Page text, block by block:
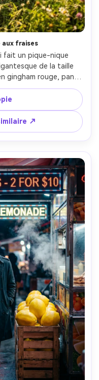
aux fraises
fait un pique-nique
de la taille
gingham rouge, panier
pastel avec des
soleil de l'heure dorée,
cadre complet,
échelle surréaliste
des couleurs
naturelles- -ar 4:5
↗